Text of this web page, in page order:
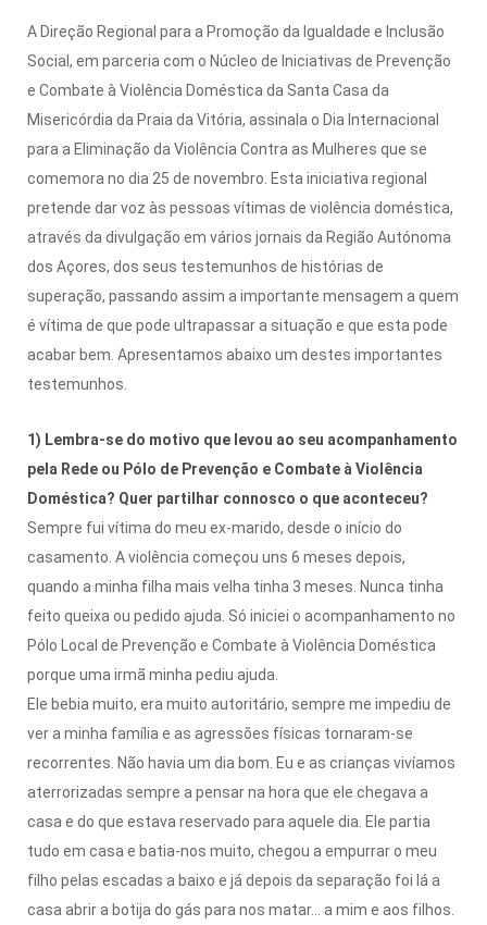
A Direção Regional para a Promoção da Igualdade e Inclusão
Social, em parceria com o Núcleo de Iniciativas de Prevenção
e Combate à Violência Doméstica da Santa Casa da
Misericórdia da Praia da Vitória, assinala o Dia Internacional
para a Eliminação da Violência Contra as Mulheres que se
comemora no dia 25 de novembro. Esta iniciativa regional
pretende dar voz às pessoas vítimas de violência doméstica,
através da divulgação em vários jornais da Região Autónoma
dos Açores, dos seus testemunhos de histórias de
superação, passando assim a importante mensagem a quem
é vítima de que pode ultrapassar a situação e que esta pode
acabar bem. Apresentamos abaixo um destes importantes
testemunhos.
1) Lembra-se do motivo que levou ao seu acompanhamento
pela Rede ou Pólo de Prevenção e Combate à Violência
Doméstica? Quer partilhar connosco o que aconteceu?
Sempre fui vítima do meu ex-marido, desde o início do
casamento. A violência começou uns 6 meses depois,
quando a minha filha mais velha tinha 3 meses. Nunca tinha
feito queixa ou pedido ajuda. Só iniciei o acompanhamento no
Pólo Local de Prevenção e Combate à Violência Doméstica
porque uma irmã minha pediu ajuda.
Ele bebia muito, era muito autoritário, sempre me impediu de
ver a minha família e as agressões físicas tornaram-se
recorrentes. Não havia um dia bom. Eu e as crianças vivíamos
aterrorizadas sempre a pensar na hora que ele chegava a
casa e do que estava reservado para aquele dia. Ele partia
tudo em casa e batia-nos muito, chegou a empurrar o meu
filho pelas escadas a baixo e já depois da separação foi lá a
casa abrir a botija do gás para nos matar… a mim e aos filhos.